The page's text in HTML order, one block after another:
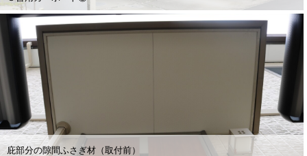
庇部分の隙間ふさぎ材（取付前）